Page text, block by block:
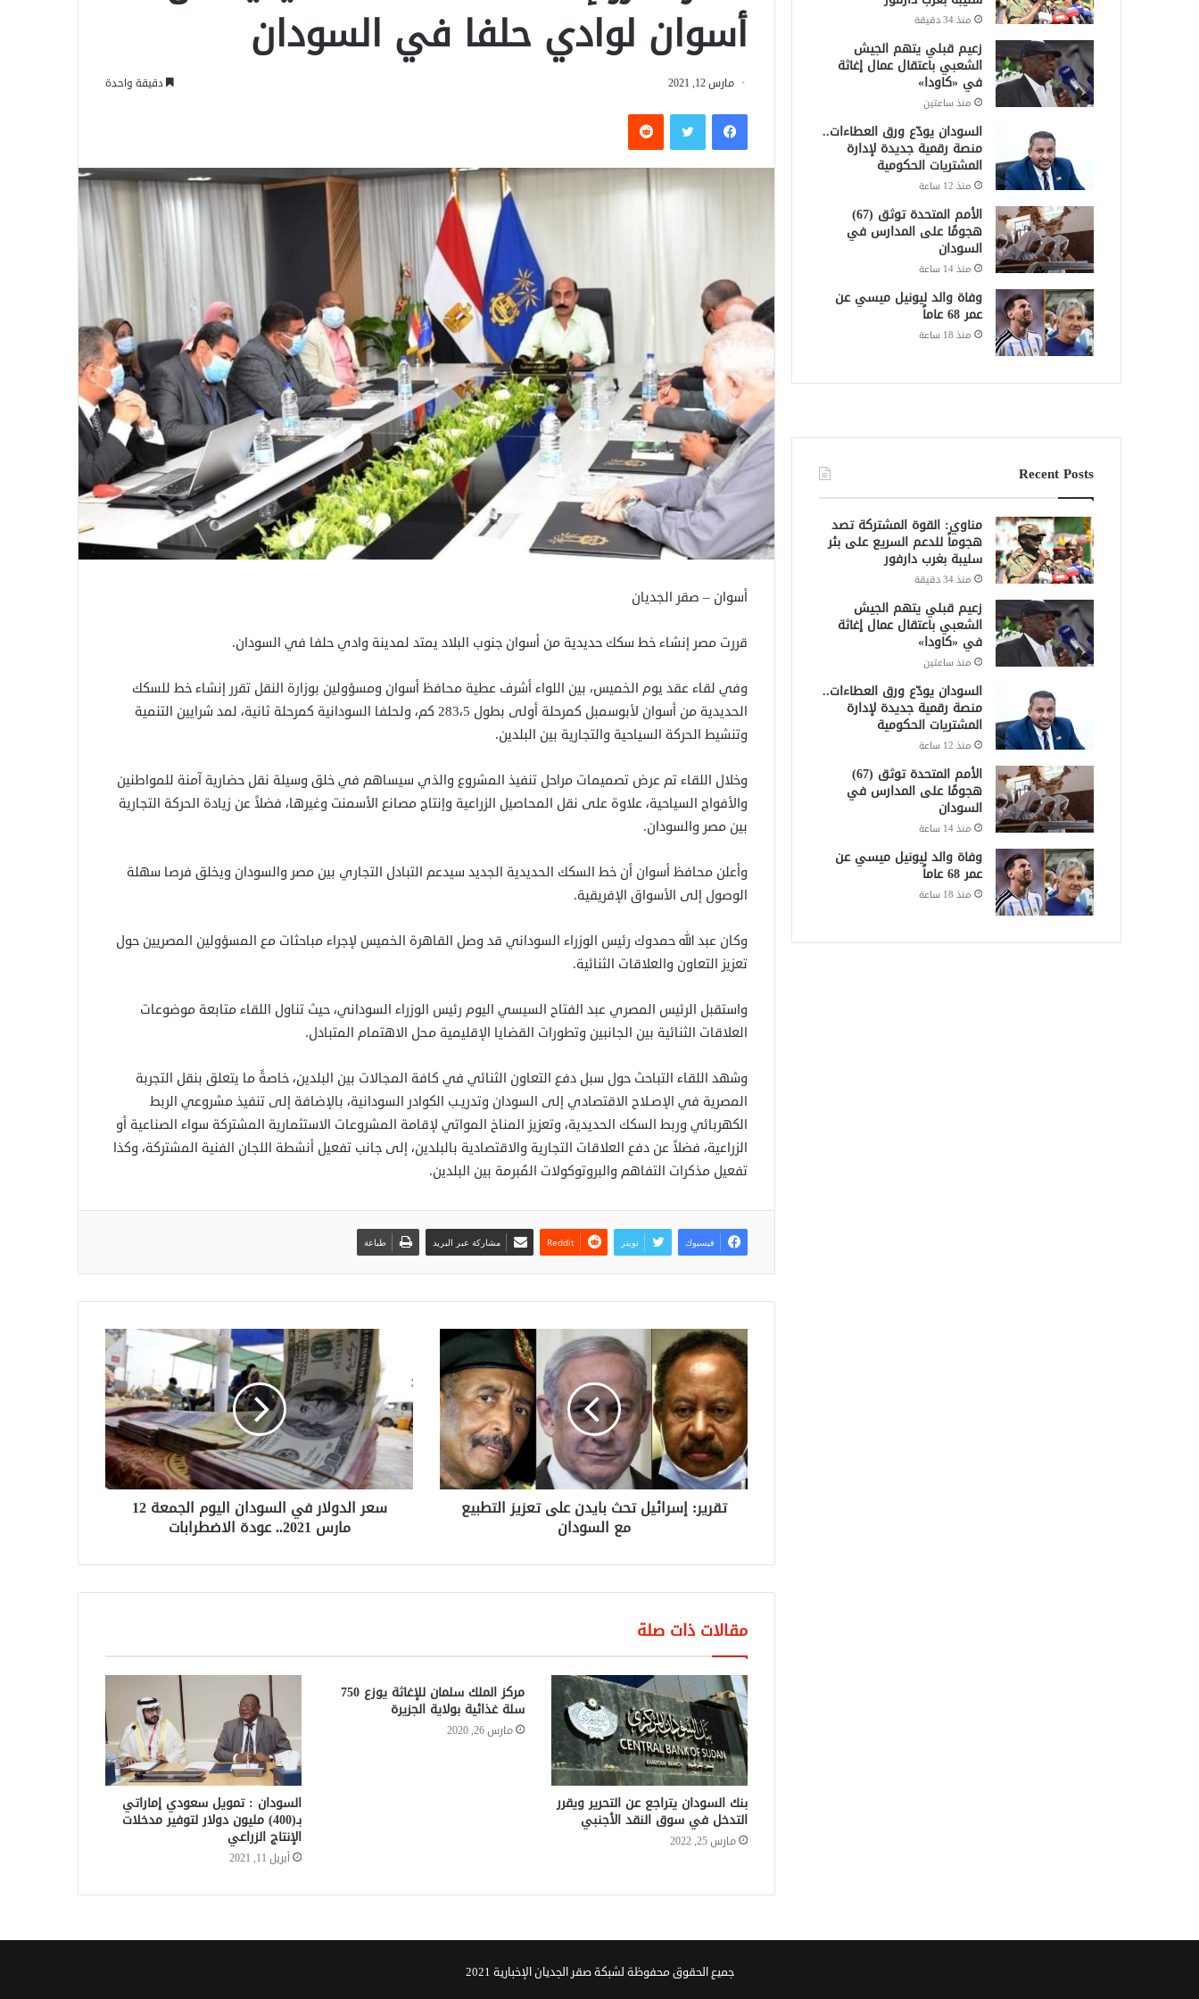
أسوان لوادي حلفا في السودان
مارس 12, 2021 دقيقة واحدة
فيسبوكتويتر
أسوان – صقر الجديان
قررت مصر إنشاء خط سكك حديدية من أسوان جنوب البلاد يمتد لمدينة وادي حلفا في السودان.
وفي لقاء عقد يوم الخميس، بين اللواء أشرف عطية محافظ أسوان ومسؤولين بوزارة النقل تقرر إنشاء خط للسكك
الحديدية من أسوان لأبوسمبل كمرحلة أولى بطول 283،5 كم، ولحلفا السودانية كمرحلة ثانية، لمد شرايين التنمية
وتنشيط الحركة السياحية والتجارية بين البلدين.
وخلال اللقاء تم عرض تصميمات مراحل تنفيذ المشروع والذي سيساهم في خلق وسيلة نقل حضارية آمنة للمواطنين
والأفواج السياحية، علاوة على نقل المحاصيل الزراعية وإنتاج مصانع الأسمنت وغيرها، فضلاً عن زيادة الحركة التجارية
بين مصر والسودان.
وأعلن محافظ أسوان أن خط السكك الحديدية الجديد سيدعم التبادل التجاري بين مصر والسودان ويخلق فرصا سهلة
الوصول إلى الأسواق الإفريقية.
وكان عبد الله حمدوك رئيس الوزراء السوداني قد وصل القاهرة الخميس لإجراء مباحثات مع المسؤولين المصريين حول
تعزيز التعاون والعلاقات الثنائية.
واستقبل الرئيس المصري عبد الفتاح السيسي اليوم رئيس الوزراء السوداني، حيث تناول اللقاء متابعة موضوعات
العلاقات الثنائية بين الجانبين وتطورات القضايا الإقليمية محل الاهتمام المتبادل.
وشهد اللقاء التباحث حول سبل دفع التعاون الثنائي في كافة المجالات بين البلدين، خاصةً ما يتعلق بنقل التجربة
المصرية في الإصـلاح الاقتصادي إلى السودان وتدريـب الكوادر السودانية، بالإضافة إلى تنفيذ مشروعي الربط
الكهربائي وربط السكك الحديدية، وتعزيز المناخ المواتي لإقامة المشروعات الاستثمارية المشتركة سواء الصناعية أو
الزراعية، فضلاً عن دفع العلاقات التجارية والاقتصادية بالبلدين، إلى جانب تفعيل أنشطة اللجان الفنية المشتركة، وكذا
تفعيل مذكرات التفاهم والبروتوكولات المُبرمة بين البلدين.
فيسبوك تويتر مشاركة عبر البريد طباعة
تقرير: إسرائيل تحث بايدن على تعزيز التطبيع
مع السودان
سعر الدولار في السودان اليوم الجمعة 12
مارس 2021.. عودة الاضطرابات
مقالات ذات صلة
بنك السودان يتراجع عن التحرير ويقرر
التدخل في سوق النقد الأجنبي
مارس 25, 2022
مركز الملك سلمان للإغاثة يوزع 750
سلة غذائية بولاية الجزيرة
مارس 26, 2020
السودان : تمويل سعودي إماراتي
بـ(400) مليون دولار لتوفير مدخلات
الإنتاج الزراعي
أبريل 11, 2021
منذ 34 دقيقة
زعيم قبلي يتهم الجيش
الشعبي باعتقال عمال إغاثة
في «كاودا»
منذ ساعتين
السودان يودّع ورق العطاءات..
منصة رقمية جديدة لإدارة
المشتريات الحكومية
منذ 12 ساعة
الأمم المتحدة توثق (67)
هجومًا على المدارس في
السودان
منذ 14 ساعة
وفاة والد ليونيل ميسي عن
عمر 68 عاماً
منذ 18 ساعة
Recent Posts
مناوي: القوة المشتركة تصد
هجوماً للدعم السريع على بئر
سليبة بغرب دارفور
منذ 34 دقيقة
زعيم قبلي يتهم الجيش
الشعبي باعتقال عمال إغاثة
في «كاودا»
منذ ساعتين
السودان يودّع ورق العطاءات..
منصة رقمية جديدة لإدارة
المشتريات الحكومية
منذ 12 ساعة
الأمم المتحدة توثق (67)
هجومًا على المدارس في
السودان
منذ 14 ساعة
وفاة والد ليونيل ميسي عن
عمر 68 عاماً
منذ 18 ساعة
جميع الحقوق محفوظة لشبكة صقر الجديان الإخبارية 2021